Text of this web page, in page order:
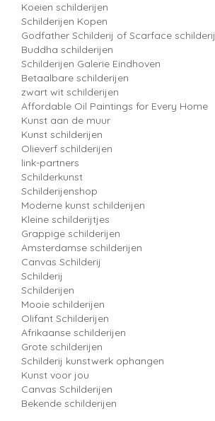
Koeien schilderijen
Schilderijen Kopen
Godfather Schilderij of Scarface schilderij
Buddha schilderijen
Schilderijen Galerie Eindhoven
Betaalbare schilderijen
zwart wit schilderijen
Affordable Oil Paintings for Every Home
Kunst aan de muur
Kunst schilderijen
Olieverf schilderijen
link-partners
Schilderkunst
Schilderijenshop
Moderne kunst schilderijen
Kleine schilderijtjes
Grappige schilderijen
Amsterdamse schilderijen
Canvas Schilderij
Schilderij
Schilderijen
Mooie schilderijen
Olifant Schilderijen
Afrikaanse schilderijen
Grote schilderijen
Schilderij kunstwerk ophangen
Kunst voor jou
Canvas Schilderijen
Bekende schilderijen